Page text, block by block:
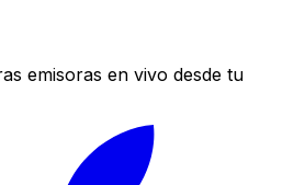
emisoras en vivo desde tu